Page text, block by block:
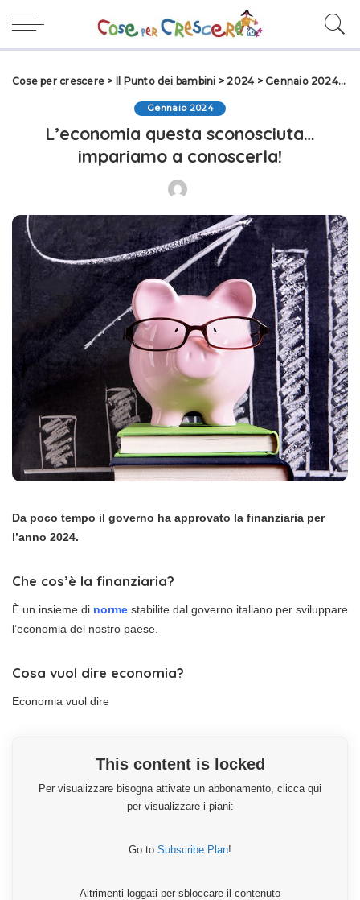
Cose per crescere > Il Punto dei bambini > 2024 >Gennaio 2024>
Gennaio 2024
L’economia questa sconosciuta…
impariamo a conoscerla!
Da poco tempo il governo ha approvato la finanziaria per
l’anno 2024.
Che cos’è la finanziaria?
È un insieme di norme stabilite dal governo italiano per sviluppare
l’economia del nostro paese.
Cosa vuol dire economia?
Economia vuol dire
This content is locked
Per visualizzare bisogna attivate un abbonamento, clicca qui
per visualizzare i piani:
Go to Subscribe Plan!
Altrimenti loggati per sbloccare il contenuto